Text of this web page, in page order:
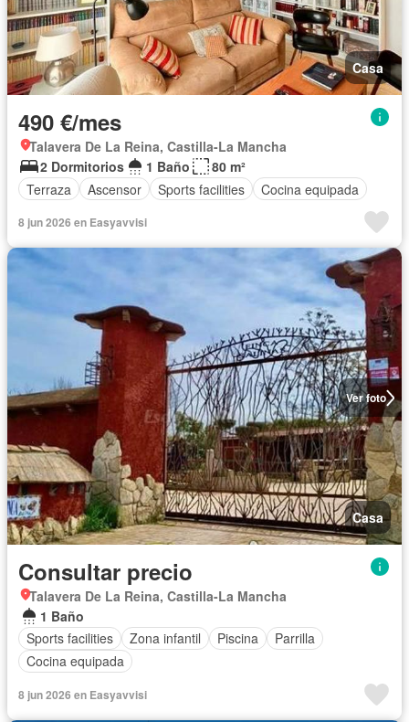
Casa
490 €/mes
Talavera De La Reina, Castilla-La Mancha
2 Dormitorios
1 Baño
80 m²
Terraza
Ascensor Sports facilities Cocina equipada
8 jun 2026 en Easyavvisi
Ver foto
Casa
Consultar precio
Talavera De La Reina, Castilla-La Mancha
1 Baño
Sports facilities
Zona infantil Piscina
Parrilla
Cocina equipada
8 jun 2026 en Easyavvisi